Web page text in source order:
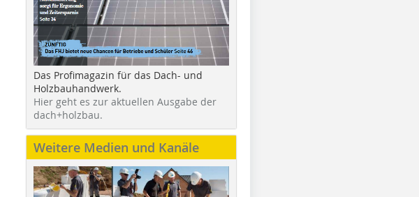
Das Profimagazin für das Dach- und
Holzbauhandwerk.
Hier geht es zur aktuellen Ausgabe der
dach+holzbau.
Weitere Medien und Kanäle